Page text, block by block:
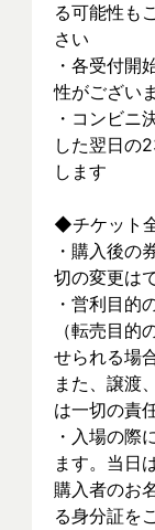
る可能性も
さい
・各受付開
性がござい
・コンビニ
した翌日の
します
◆チケット
・購入後の
切の変更は
・営利目的
（転売目
せられる場
また、譲渡
は一切の責
・入場の際
ます。当日
購入者のお
る身分証を